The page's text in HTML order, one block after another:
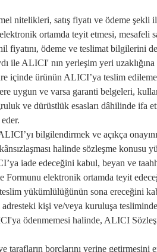
nitelikleri, satış fiyatı ve ödeme
ortamda teyit etmesi, mesafeli
ödeme ve teslimat bilgilerini
ile ALICI' nın yerleşim yeri
ürünün ALICI’ya teslim
ve varsa garanti belgeleri,
ve dürüstlük esasları dâhilinde ifa
bilgilendirmek ve açıkça
halinde sözleşme
iade edeceğini kabul, beyan ve
elektronik ortamda teyit
yükümlülüğünün sona ereceğini
kişi ve/veya kuruluşa
ödenmemesi halinde, ALICI
tarafların borçlarını yerine